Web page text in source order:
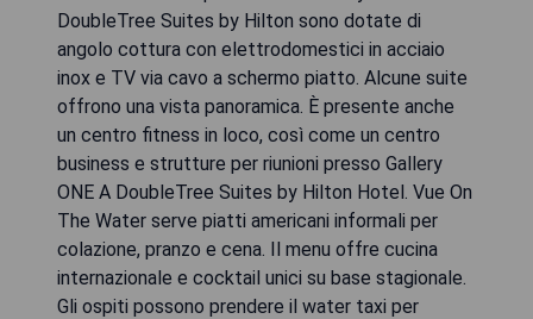
DoubleTree Suites by Hilton sono dotate di
angolo cottura con elettrodomestici in acciaio
inox e TV via cavo a schermo piatto. Alcune suite
offrono una vista panoramica. È presente anche
un centro fitness in loco, così come un centro
business e strutture per riunioni presso Gallery
ONE A DoubleTree Suites by Hilton Hotel. Vue On
The Water serve piatti americani informali per
colazione, pranzo e cena. Il menu offre cucina
internazionale e cocktail unici su base stagionale.
Gli ospiti possono prendere il water taxi per